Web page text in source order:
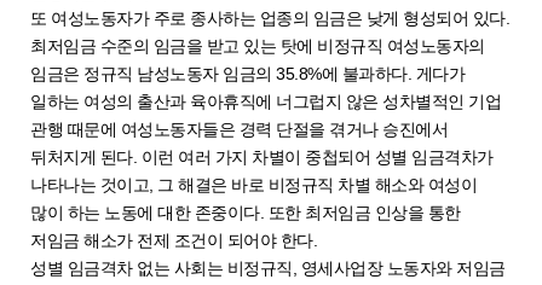
또 여성노동자가 주로 종사하는 업종의 임금은 낮게 형성되어 있다.
최저임금 수준의 임금을 받고 있는 탓에 비정규직 여성노동자의
임금은 정규직 남성노동자 임금의 35.8%에 불과하다. 게다가
일하는 여성의 출산과 육아휴직에 너그럽지 않은 성차별적인 기업
관행 때문에 여성노동자들은 경력 단절을 겪거나 승진에서
뒤처지게 된다. 이런 여러 가지 차별이 중첩되어 성별 임금격차가
나타나는 것이고, 그 해결은 바로 비정규직 차별 해소와 여성이
많이 하는 노동에 대한 존중이다. 또한 최저임금 인상을 통한
저임금 해소가 전제 조건이 되어야 한다.
성별 임금격차 없는 사회는 비정규직, 영세사업장 노동자와 저임금